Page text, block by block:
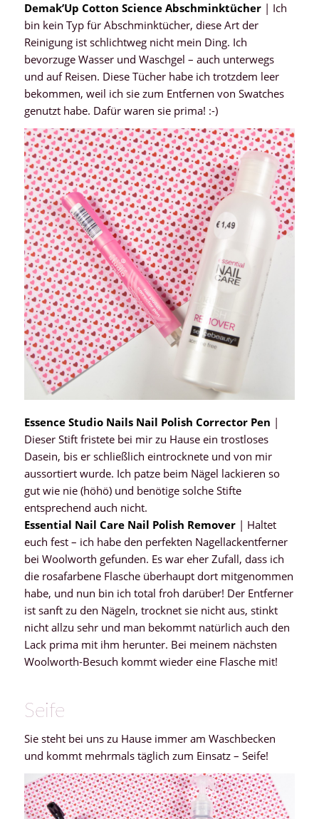
Demak’Up Cotton Science Abschminktücher| Ich
bin kein Typ für Abschminktücher, diese Art der
Reinigung ist schlichtweg nicht mein Ding. Ich
bevorzuge Wasser und Waschgel – auch unterwegs
und auf Reisen. Diese Tücher habe ich trotzdem leer
bekommen, weil ich sie zum Entfernen von Swatches
genutzt habe. Dafür waren sie prima! :-)
Essence Studio Nails Nail Polish Corrector Pen |
Dieser Stift fristete bei mir zu Hause ein trostloses
Dasein, bis er schließlich eintrocknete und von mir
aussortiert wurde. Ich patze beim Nägel lackieren so
gut wie nie (höhö) und benötige solche Stifte
entsprechend auch nicht.
Essential Nail Care Nail Polish Remover| Haltet
euch fest – ich habe den perfekten Nagellackentferner
bei Woolworth gefunden. Es war eher Zufall, dass ich
die rosafarbene Flasche überhaupt dort mitgenommen
habe, und nun bin ich total froh darüber! Der Entferner
ist sanft zu den Nägeln, trocknet sie nicht aus, stinkt
nicht allzu sehr und man bekommt natürlich auch den
Lack prima mit ihm herunter. Bei meinem nächsten
Woolworth-Besuch kommt wieder eine Flasche mit!
Seife
Sie steht bei uns zu Hause immer am Waschbecken
und kommt mehrmals täglich zum Einsatz – Seife!